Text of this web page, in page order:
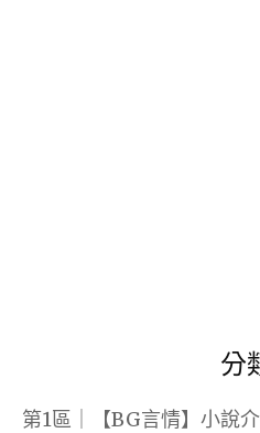
分
第1區｜【BG言情】小說